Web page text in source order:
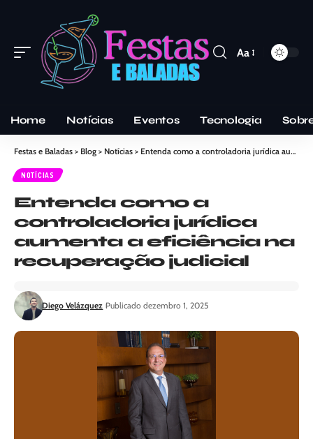
Aa
Home Notícias Eventos Tecnologia
Festas e Baladas > Blog > Notícias > Entenda como a controladoria jurídica aumenta a eficiência na recuperação judicial
NOTÍCIAS
Entenda como a
controladoria jurídica
aumenta a eficiência na
recuperação judicial
Diego Velázquez Publicado dezembro 1, 2025